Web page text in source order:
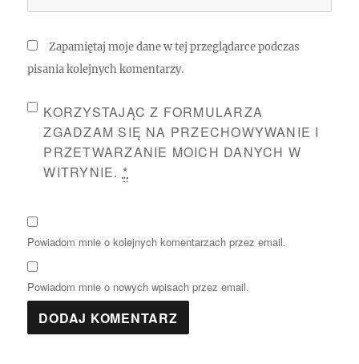
Zapamiętaj moje dane w tej przeglądarce podczas
pisania kolejnych komentarzy.
KORZYSTAJĄC Z FORMULARZA
ZGADZAM SIĘ NA PRZECHOWYWANIE I
PRZETWARZANIE MOICH DANYCH W
WITRYNIE. *
Powiadom mnie o kolejnych komentarzach przez email.
Powiadom mnie o nowych wpisach przez email.